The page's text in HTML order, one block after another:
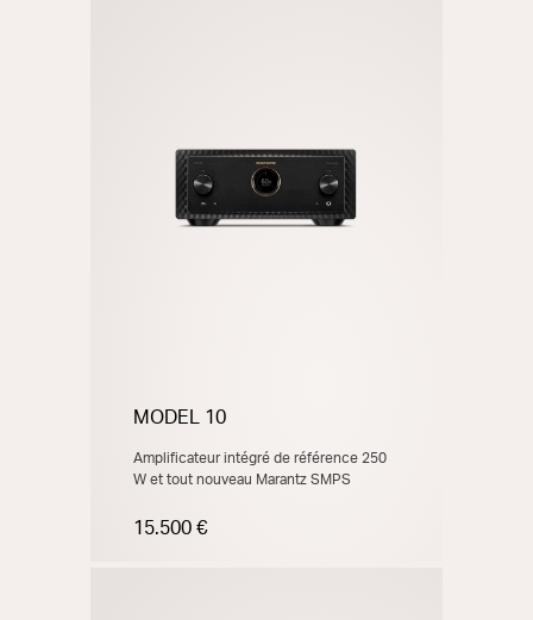
MODEL 10
Amplificateur intégré de référence 250
W et tout nouveau Marantz SMPS
15.500 €